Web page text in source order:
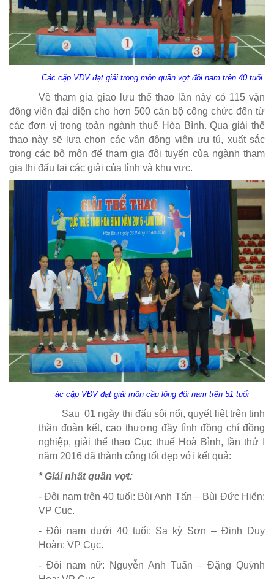
Các cặp VĐV đạt giải trong môn quần vợt đôi nam trên 40 tuổi
Về tham gia giao lưu thể thao lần này có 115 vận
đông viên đại diện cho hơn 500 cán bộ công chức đến từ
các đơn vị trong toàn ngành thuế Hòa Bình. Qua giải thể
thao này sẽ lựa chọn các vận động viên ưu tú, xuất sắc
trong các bộ môn để tham gia đội tuyển của ngành tham
gia thi đấu tại các giải của tỉnh và khu vực.
ác cặp VĐV đạt giải môn cầu lông đôi nam trên 51 tuổi
Sau 01 ngày thi đấu sôi nổi, quyết liệt trên tinh
thần đoàn kết, cao thượng đầy tình đồng chí đồng
nghiệp, giải thể thao Cục thuế Hoà Bình, lần thứ I
năm 2016 đã thành công tốt đẹp với kết quả:
* Giải nhất quần vợt:
- Đôi nam trên 40 tuổi: Bùi Anh Tấn – Bùi Đức Hiển:
VP Cục.
- Đôi nam dưới 40 tuổi: Sa kỳ Sơn – Đinh Duy
Hoàn: VP Cục.
- Đôi nam nữ: Nguyễn Anh Tuấn – Đặng Quỳnh